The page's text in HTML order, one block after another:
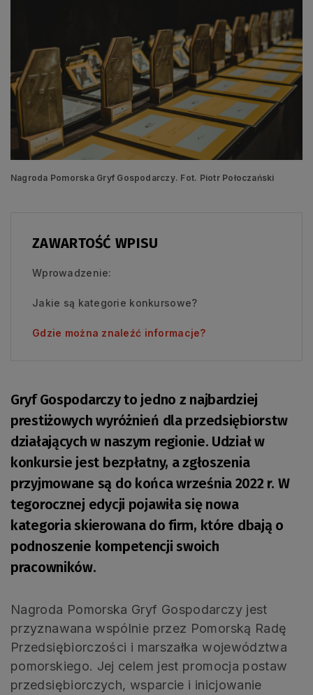
Nagroda Pomorska Gryf Gospodarczy. Fot. Piotr Połoczański
ZAWARTOŚĆ WPISU
Wprowadzenie:
Jakie są kategorie konkursowe?
Gdzie można znaleźć informacje?
Gryf Gospodarczy to jedno z najbardziej
prestiżowych wyróżnień dla przedsiębiorstw
działających w naszym regionie. Udział w
konkursie jest bezpłatny, a zgłoszenia
przyjmowane są do końca września 2022 r. W
tegorocznej edycji pojawiła się nowa
kategoria skierowana do firm, które dbają o
podnoszenie kompetencji swoich
pracowników.
Nagroda Pomorska Gryf Gospodarczy jest
przyznawana wspólnie przez Pomorską Radę
Przedsiębiorczości i marszałka województwa
pomorskiego. Jej celem jest promocja postaw
przedsiębiorczych, wsparcie i inicjowanie